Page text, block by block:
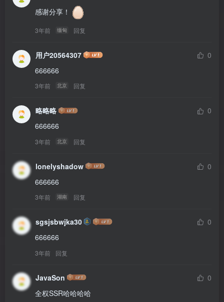
感谢分享！
3年前 缅甸 回复
用户20564307
0
666666
3年前 北京 回复
略略略
0
666666
3年前 北京 回复
lonelyshadow
0
666666
3年前 湖南 回复
sgsjsbwjka30
0
666666
3年前 回复
JavaSon
0
全权SSR哈哈哈哈